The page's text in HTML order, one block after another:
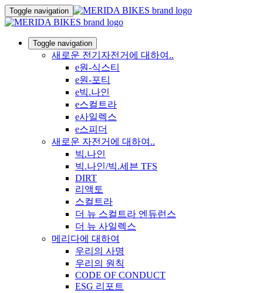
Toggle navigation
Toggle navigation
새로운 전기자전거에 대하여..
e원-식스티
e원-포티
e빅.나인
e스컬트라
e사일렉스
e스피더
새로운 자전거에 대하여..
빅.나인
빅.나인/빅.세븐 TFS
DIRT
리액토
스컬트라
더 뉴 스컬트라 엔듀런스
더 뉴 사일렉스
메리다에 대하여
우리의 사명
우리의 원칙
CODE OF CONDUCT
ESG 리포트